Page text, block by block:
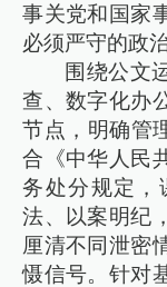
事关党和国家
必须严守的政
围绕公文
查、数字化办
节点，明确管
合《中华人民
务处分规定，
法、以案明纪
厘清不同泄密
慑信号。针对